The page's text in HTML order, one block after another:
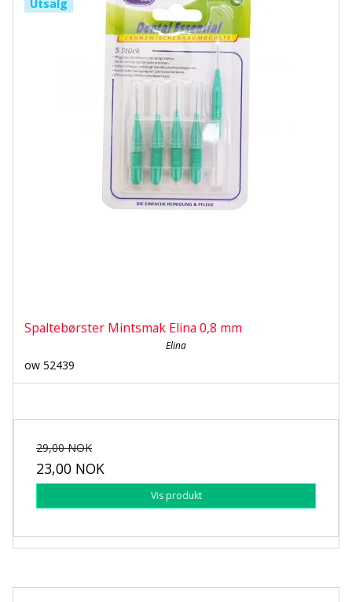
Utsalg
Spaltebørster Mintsmak Elina 0,8 mm
Elina
ow 52439
29,00 NOK
23,00 NOK
Vis produkt